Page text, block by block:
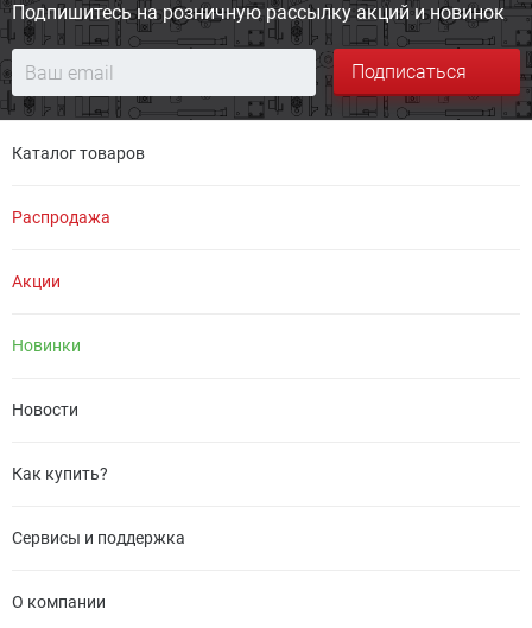
Подпишитесь на розничную рассылку акций и новинок
Подписаться
Каталог товаров
Распродажа
Акции
Новинки
Новости
Как купить?
Сервисы и поддержка
О компании